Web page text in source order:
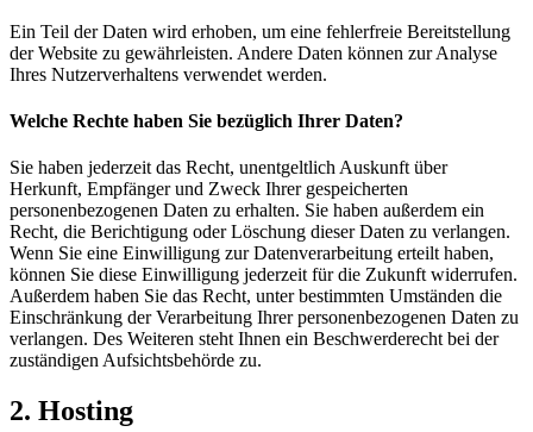
Ein Teil der Daten wird erhoben, um eine fehlerfreie Bereitstellung
der Website zu gewährleisten. Andere Daten können zur Analyse
Ihres Nutzerverhaltens verwendet werden.
Welche Rechte haben Sie bezüglich Ihrer Daten?
Sie haben jederzeit das Recht, unentgeltlich Auskunft über
Herkunft, Empfänger und Zweck Ihrer gespeicherten
personenbezogenen Daten zu erhalten. Sie haben außerdem ein
Recht, die Berichtigung oder Löschung dieser Daten zu verlangen.
Wenn Sie eine Einwilligung zur Datenverarbeitung erteilt haben,
können Sie diese Einwilligung jederzeit für die Zukunft widerrufen.
Außerdem haben Sie das Recht, unter bestimmten Umständen die
Einschränkung der Verarbeitung Ihrer personenbezogenen Daten zu
verlangen. Des Weiteren steht Ihnen ein Beschwerderecht bei der
zuständigen Aufsichtsbehörde zu.
2. Hosting